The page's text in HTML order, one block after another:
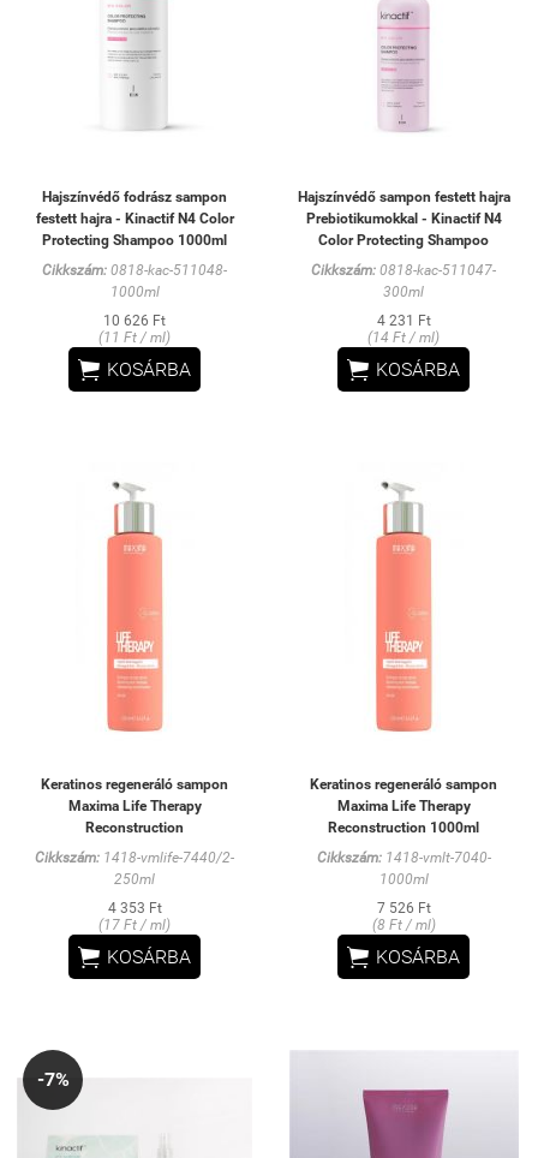
Hajszínvédő fodrász sampon
festett hajra - Kinactif N4 Color
Protecting Shampoo 1000ml
Cikkszám: 0818-kac-511048-
1000ml
10 626 Ft
(11 Ft / ml)
 KOSÁRBA
Hajszínvédő sampon festett hajra
Prebiotikumokkal - Kinactif N4
Color Protecting Shampoo
Cikkszám: 0818-kac-511047-
300ml
4 231 Ft
(14 Ft / ml)
 KOSÁRBA
Keratinos regeneráló sampon
Maxima Life Therapy
Reconstruction
Cikkszám: 1418-vmlife-7440/2-
250ml
4 353 Ft
(17 Ft / ml)
 KOSÁRBA
Keratinos regeneráló sampon
Maxima Life Therapy
Reconstruction 1000ml
Cikkszám:1418-vmlt-7040-
1000ml
7 526 Ft
(8 Ft / ml)
 KOSÁRBA
-7%